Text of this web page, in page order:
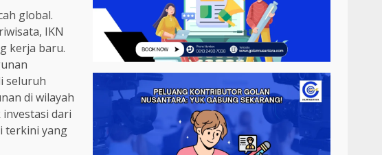
global.
IKN
kerja baru.
seluruh
di wilayah
dari
terkini yang